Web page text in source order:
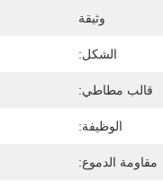
وثيقة
الشكل:
قالب مطاطي:
الوظيفة:
مقاومة الدموع: